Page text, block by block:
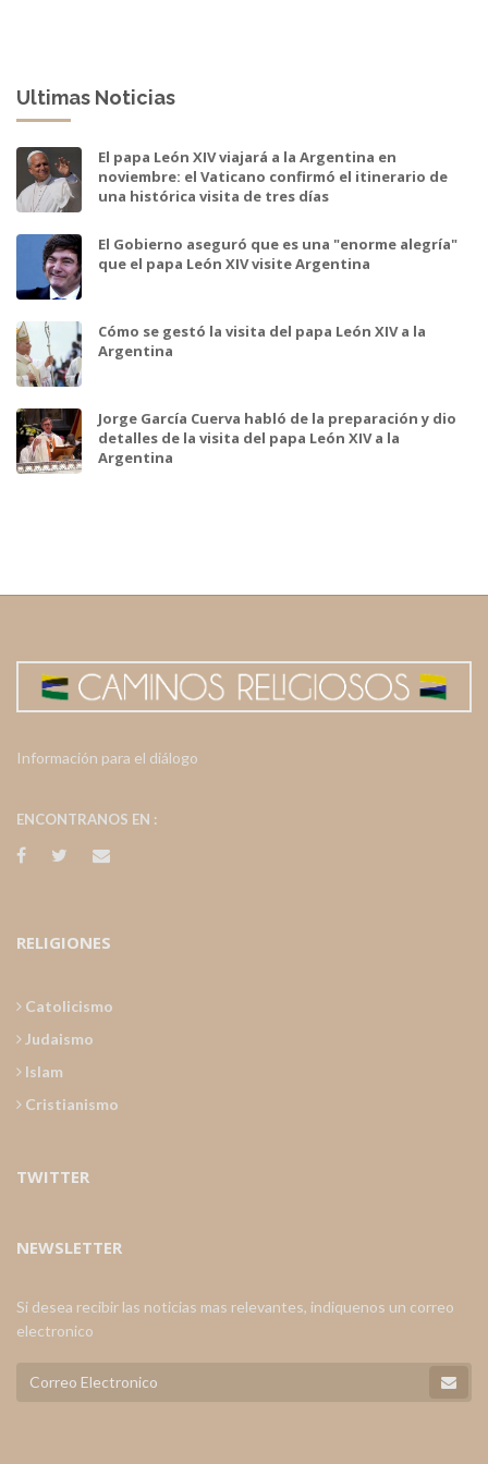
Ultimas Noticias
El papa León XIV viajará a la Argentina en
noviembre: el Vaticano confirmó el itinerario de
una histórica visita de tres días
El Gobierno aseguró que es una "enorme alegría"
que el papa León XIV visite Argentina
Cómo se gestó la visita del papa León XIV a la
Argentina
Jorge García Cuerva habló de la preparación y dio
detalles de la visita del papa León XIV a la
Argentina
Información para el diálogo
ENCONTRANOS EN :
RELIGIONES
Catolicismo
Judaismo
Islam
Cristianismo
TWITTER
NEWSLETTER
Si desea recibir las noticias mas relevantes, indiquenos un correo
electronico